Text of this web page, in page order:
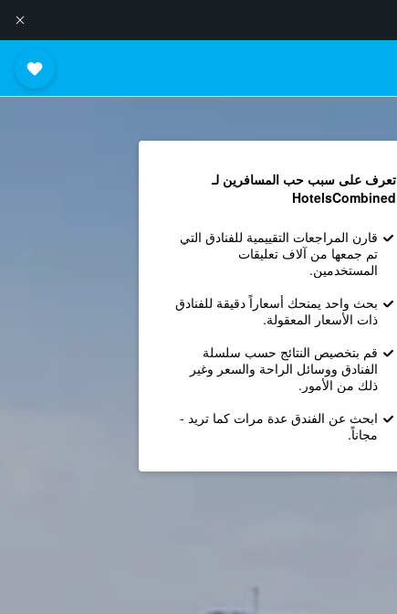
تعرف على سبب حب المسافرين لـ
HotelsCombined
قارن المراجعات التقييمية للفنادق التي
تم جمعها من آلاف تعليقات
المستخدمين.
بحث واحد يمنحك أسعاراً دقيقة للفنادق
ذات الأسعار المعقولة.
قم بتخصيص النتائج حسب سلسلة
الفنادق ووسائل الراحة والسعر وغير
ذلك من الأمور.
ابحث عن الفندق عدة مرات كما تريد -
مجاناً.